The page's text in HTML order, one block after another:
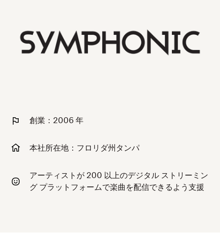
創業：2006 年
本社所在地：フロリダ州タンパ
アーティストが 200 以上のデジタル ストリーミン
グ プラットフォームで楽曲を配信できるよう支援